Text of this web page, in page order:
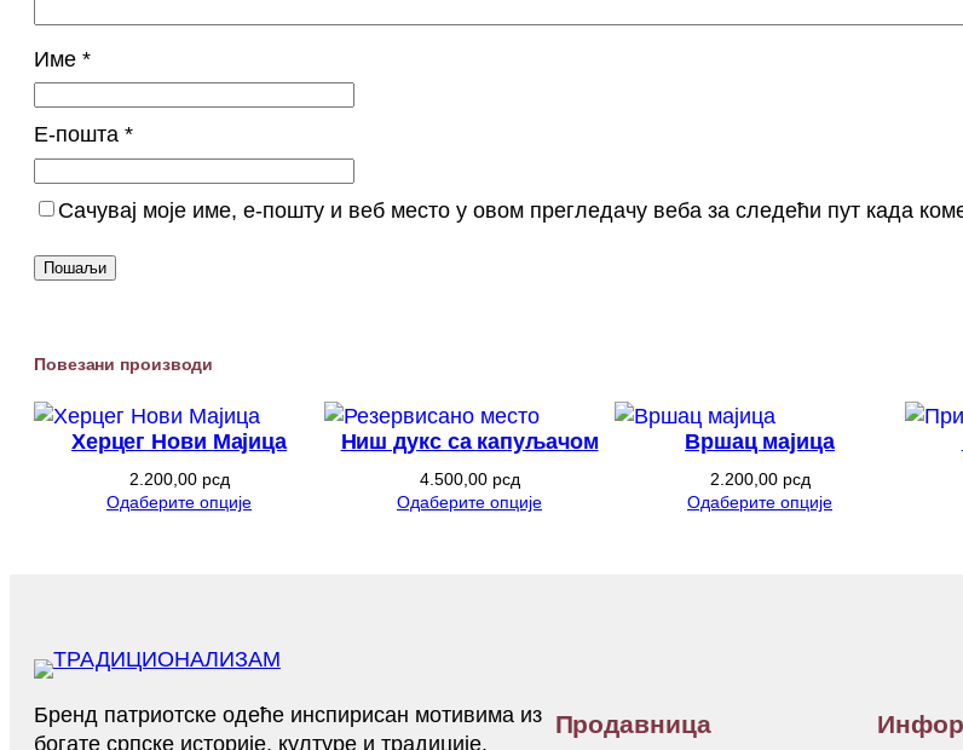
и
Име *
Е-пошта *
Сачувај моје име, е-пошту и веб место у овом прегледачу веба за следећи пут када
Повезани производи
Херцег Нови Мајица
2.200,00 рсд
Одаберите опције
Ниш дукс са капуљачом
4.500,00 рсд
Одаберите опције
Вршац мајица
2.200,00 рсд
Одаберите опције
Бренд патриотске одеће инспирисан мотивима из
богате српске историје, културе и традиције.
Продавница